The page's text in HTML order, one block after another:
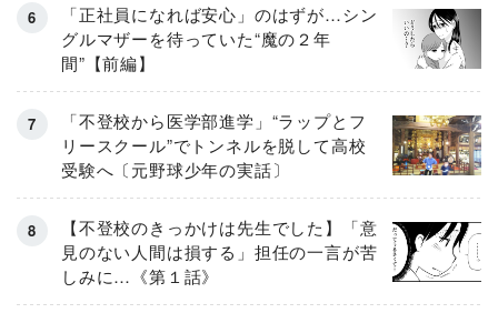
「正社員になれば安心」のはずが…シン
グルマザーを待っていた“魔の２年
間”【前編】
「不登校から医学部進学」“ラップとフ
リースクール”でトンネルを脱して高校
受験へ〔元野球少年の実話〕
【不登校のきっかけは先生でした】「意
見のない人間は損する」担任の一言が苦
しみに…《第１話》